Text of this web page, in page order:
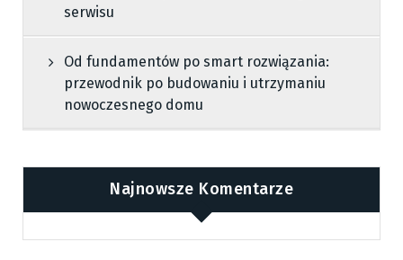
serwisu
Od fundamentów po smart rozwiązania:
przewodnik po budowaniu i utrzymaniu
nowoczesnego domu
Najnowsze Komentarze